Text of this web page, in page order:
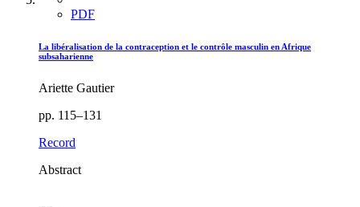
PDF
La libéralisation de la contraception et le contrôle masculin en Afrique
subsaharienne
Ariette Gautier
pp. 115–131
Record
Abstract